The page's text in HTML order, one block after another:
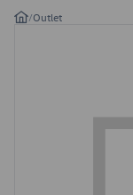
/Outlet